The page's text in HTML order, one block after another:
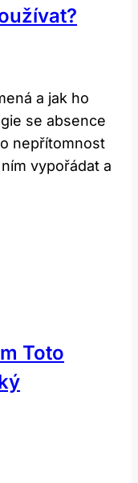
a jak ho
se absence
nepřítomnost
vypořádat a
Toto